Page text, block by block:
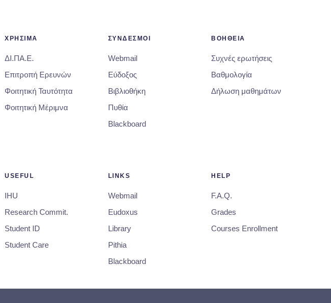
ΧΡΗΣΙΜΑ
ΔΙ.ΠΑ.Ε.
Επιτροπή Ερευνών
Φοιτητική Ταυτότητα
Φοιτητική Μέριμνα
ΣΥΝΔΕΣΜΟΙ
Webmail
Εύδοξος
Βιβλιοθήκη
Πυθία
Blackboard
ΒΟΗΘΕΙΑ
Συχνές ερωτήσεις
Βαθμολογία
Δήλωση μαθημάτων
USEFUL
IHU
Research Commit.
Student ID
Student Care
LINKS
Webmail
Eudoxus
Library
Pithia
Blackboard
HELP
F.A.Q.
Grades
Courses Enrollment